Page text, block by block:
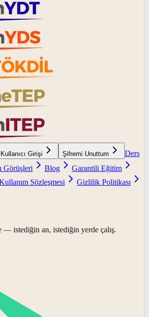
Kullanıcı Girişi Şifremi Unuttum
Ders
Görüşleri Blog
Garantili Eğitim
Sözleşmesi
Gizlilik Politikası
— istediğin an, istediğin yerde çalış.